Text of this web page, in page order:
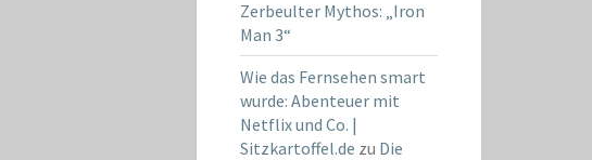
Zerbeulter Mythos: „Iron
Man 3“
Wie das Fernsehen smart
wurde: Abenteuer mit
Netflix und Co. |
Sitzkartoffel.de zu Die